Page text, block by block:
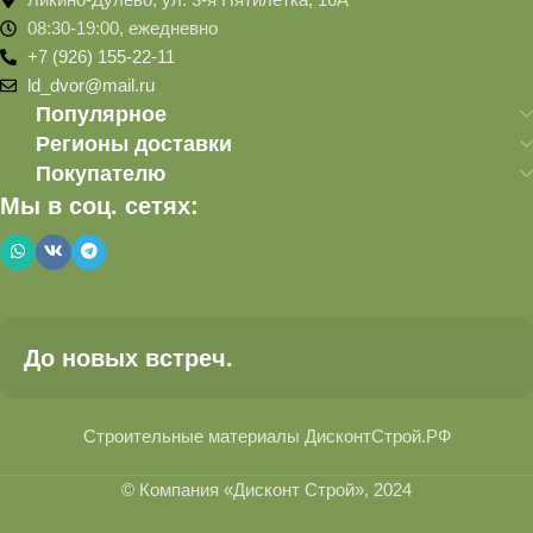
08:30-19:00, ежедневно
+7 (926) 155-22-11
ld_dvor@mail.ru
Популярное
Регионы доставки
Покупателю
Мы в соц. сетях:
До новых встреч.
Строительные материалы ДисконтСтрой.РФ
© Компания «Дисконт Строй», 2024